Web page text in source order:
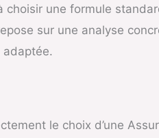
choisir une formule
sur une analyse
adaptée.
le choix d’une